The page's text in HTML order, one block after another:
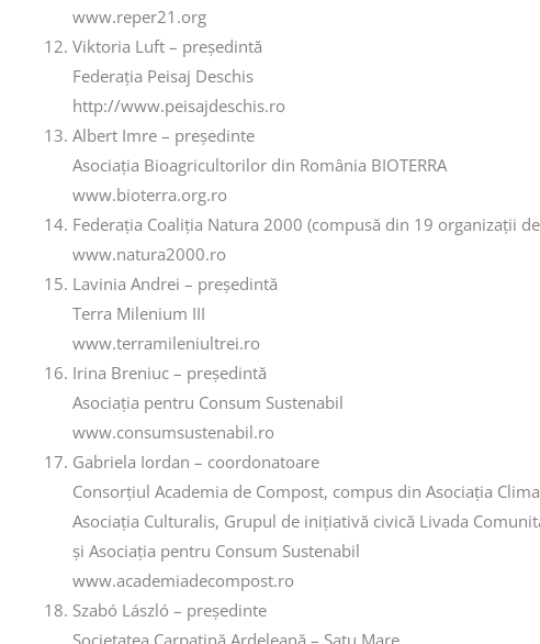
www.reper21.org
Viktoria Luft – președintă
Federația Peisaj Deschis
http://www.peisajdeschis.ro
Albert Imre – președinte
Asociația Bioagricultorilor din România BIOTERRA
www.bioterra.org.ro
Federația Coaliția Natura 2000 (compusă din 19 organizații
www.natura2000.ro
Lavinia Andrei – președintă
Terra Milenium III
www.terramileniultrei.ro
Irina Breniuc – președintă
Asociația pentru Consum Sustenabil
www.consumsustenabil.ro
Gabriela Iordan – coordonatoare
Consorțiul Academia de Compost, compus din Asociația
Asociația Culturalis, Grupul de inițiativă civică Livada
și Asociația pentru Consum Sustenabil
www.academiadecompost.ro
Szabó László – președinte